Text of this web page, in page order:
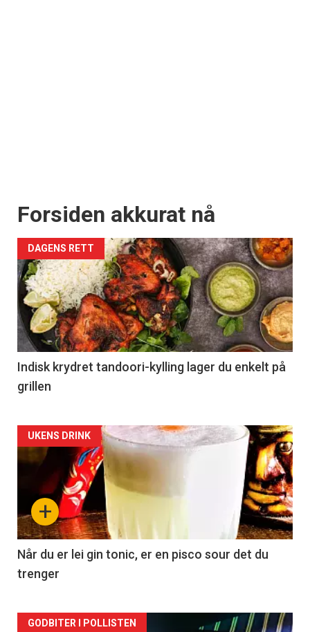
Forsiden akkurat nå
DAGENS RETT
Indisk krydret tandoori-kylling lager du enkelt på
grillen
Forsiden
akkurat
nå
-
2
+
UKENS DRINK
Når du er lei gin tonic, er en pisco sour det du
trenger
Forsiden
GODBITER I POLLISTEN